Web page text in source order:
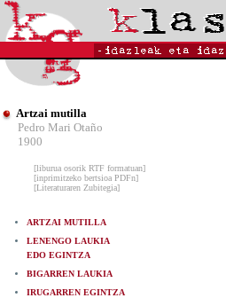
Artzai mutilla
Pedro Mari Otaño
1900
[liburua osorik RTF formatuan]
[inprimitzeko bertsioa PDFn]
[Literaturaren Zubitegia]
ARTZAI MUTILLA
LENENGO LAUKIA
EDO EGINTZA
BIGARREN LAUKIA
IRUGARREN EGINTZA